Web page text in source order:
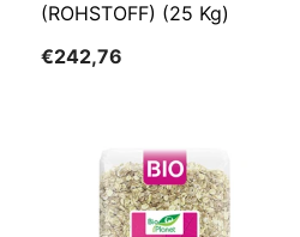
(ROHSTOFF) (25 Kg)
€242,76